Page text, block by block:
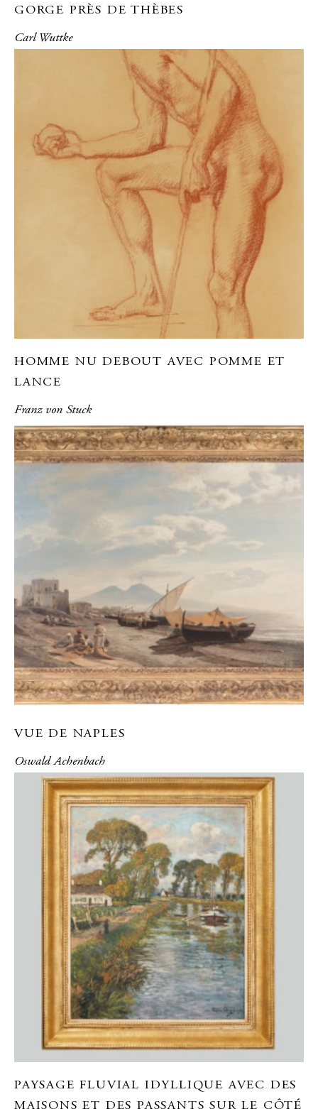
GORGE PRÈS DE THÈBES
Carl Wuttke
HOMME NU DEBOUT AVEC POMME ET
LANCE
Franz von Stuck
VUE DE NAPLES
Oswald Achenbach
PAYSAGE FLUVIAL IDYLLIQUE AVEC DES
MAISONS ET DES PASSANTS SUR LE CÔTÉ